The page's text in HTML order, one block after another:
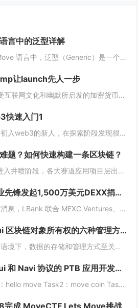
言中的泛型详解
前言 在 Sui 区块链 Move 语言中，泛型（Generic）是一个强大的工具，它允许开发者在编写代码时进行类型或属性的抽象替代。这种抽象极大地提高了代码的灵活性，减少了重复逻辑，并提升了代码的可扩展性。本文将深入探讨 Move 中的...
让launch先人一步
Memecoin，一种深受互联网文化和幽默所启发的加密货币，近段时间在加密市场中掀起了"meme热“。 只需在社交网络上稍微浏览，就会发现各种meme（迷因），让整个页面变得活泼有趣。这些迷因通过嘲讽和揶揄的方式，轻松地对一些严肃话题进行调...
快速入门1
我是彩笺， 作为一个初入web3的新人，在探索阶段发现很多概念、工具都需要花费一定的时间和精力，才能了解到其在web3中所代表的含义。 概念上；像是去中心化、区块链、智能合约... 工具上：钱包、私钥、跨链桥... 在看到web3相...
题？如何快速构建一条区块链？
Web3应用的发展正进入井喷阶段，各大赛道应用项目层出不穷，同时公链赛道也在稳步增长，据Coingecko数据显示，目前收录的L1和L2项目已经超过7000个，这里面不仅有做基础设施的L1，还有许多专注于业务的应用链。公链的发展已不局限于基...
LBank牵头7家行业先锋发起1,500万美元DEXX捐赠计划
区块链技术网 据官方消息，LBank 联合 MEXC Ventures、HashKey Capital、SevenX Ventures、Mask Network 等共同发起了对 DEXX 的 1,500 万美元捐赠计划，该计划将为...
独占还是共享？Sui 区块链对象所有权的六种管理方式全解析
前言 在区块链开发的语境下，数据的存储和管理方式至关重要。而 Move 语言作为一种专为区块链设计的编程语言，以其灵活的语法和强大的能力系统，成为 Sui 区块链的核心语言。本文将围绕 Move 语言中的结构体展开，解析其在 Sui 区块...
从零到一：基于 Sui 和 Navi 协议的 PTB 应用开发教程
系列文章目录 Task1：hello move Task2：move coin Task3：move nft Task4：move game Task5：move swap Task6：sdk ptb 更多精彩内容，敬请期待！️...